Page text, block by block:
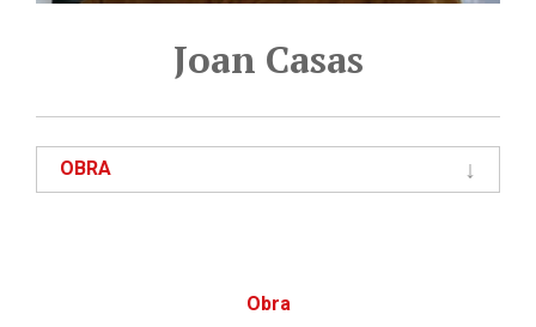
Joan Casas
OBRA
Obra